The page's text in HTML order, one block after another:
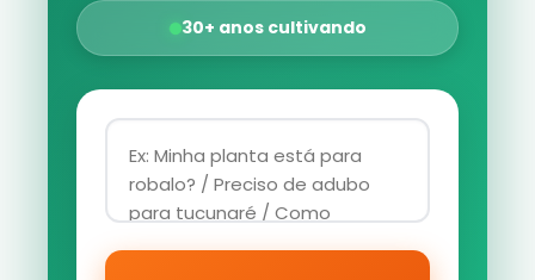
30+ anos cultivando